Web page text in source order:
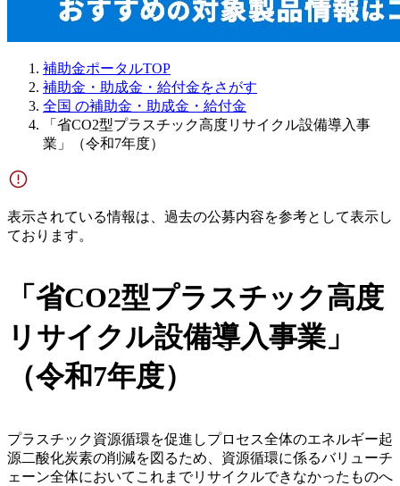
補助金ポータルTOP
補助金・助成金・給付金をさがす
全国 の補助金・助成金・給付金
「省CO2型プラスチック高度リサイクル設備導入事
業」（令和7年度）
表示されている情報は、過去の公募内容を参考として表示し
ております。
「省CO2型プラスチック高度
リサイクル設備導入事業」
（令和7年度）
プラスチック資源循環を促進しプロセス全体のエネルギー起
源二酸化炭素の削減を図るため、資源循環に係るバリューチ
ェーン全体においてこれまでリサイクルできなかったものへ